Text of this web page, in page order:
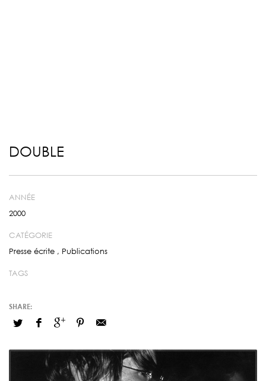
DOUBLE
ANNÉE
2000
CATÉGORIE
Presse écrite , Publications
TAGS